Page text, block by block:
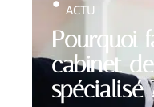
Pourquoi
cabinet
spécialisé
ACTU